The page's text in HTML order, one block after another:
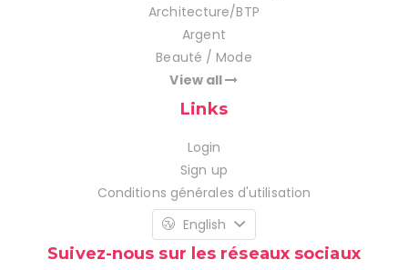
Architecture/BTP
Argent
Beauté / Mode
View all
Links
Login
Sign up
Conditions générales d'utilisation
English
Suivez-nous sur les réseaux sociaux